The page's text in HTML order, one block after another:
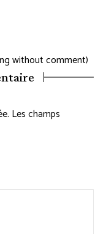
without comment)
Les champs